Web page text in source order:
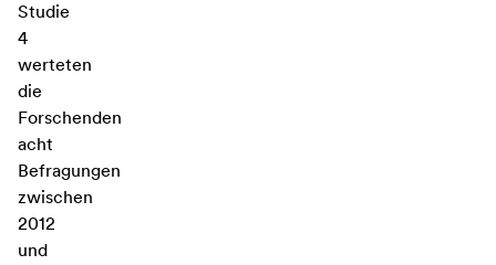
Studie
4
werteten
die
Forschenden
acht
Befragungen
zwischen
2012
und